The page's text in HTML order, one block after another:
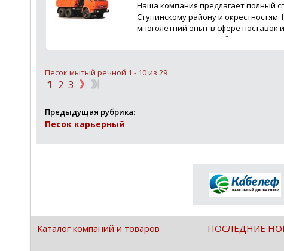
Наша компания предлагает полный
Ступинскому району и
многолетний опыт в сфере поставок
вывоза снега, а также быстрые
наличному та...
Песок мытый речной 1 - 10 из 29
1 2 3
Предыдущая рубрика:
Песок карьерный
Каталог компаний и товаров ПОСЛЕДНИЕ